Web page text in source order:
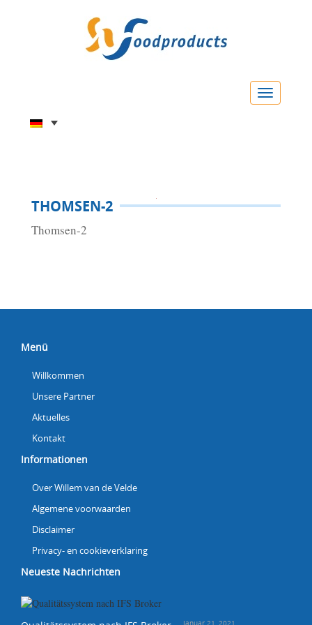
Menu
THOMSEN-2
Thomsen-2
Menü
Willkommen
Unsere Partner
Aktuelles
Kontakt
Informationen
Over Willem van de Velde
Algemene voorwaarden
Disclaimer
Privacy- en cookieverklaring
Neueste Nachrichten
Januar 21, 2021